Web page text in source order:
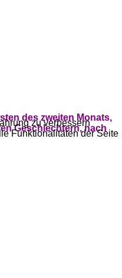
des zweiten Monats,
Geschlechtern, nach
zu verbessern
Funktionalitäten der Seite